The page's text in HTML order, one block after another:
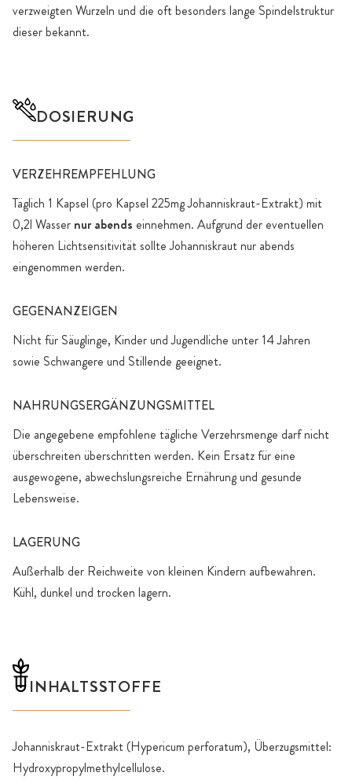
verzweigten Wurzeln und die oft besonders lange Spindelstruktur
dieser bekannt.
DOSIERUNG
VERZEHREMPFEHLUNG
Täglich 1 Kapsel (pro Kapsel 225mg Johanniskraut-Extrakt) mit
0,2l Wasser nur abends einnehmen. Aufgrund der eventuellen
höheren Lichtsensitivität sollte Johanniskraut nur abends
eingenommen werden.
GEGENANZEIGEN
Nicht für Säuglinge, Kinder und Jugendliche unter 14 Jahren
sowie Schwangere und Stillende geeignet.
NAHRUNGSERGÄNZUNGSMITTEL
Die angegebene empfohlene tägliche Verzehrsmenge darf nicht
überschreiten überschritten werden. Kein Ersatz für eine
ausgewogene, abwechslungsreiche Ernährung und gesunde
Lebensweise.
LAGERUNG
Außerhalb der Reichweite von kleinen Kindern aufbewahren.
Kühl, dunkel und trocken lagern.
INHALTSSTOFFE
Johanniskraut-Extrakt (Hypericum perforatum), Überzugsmittel:
Hydroxypropylmethylcellulose.